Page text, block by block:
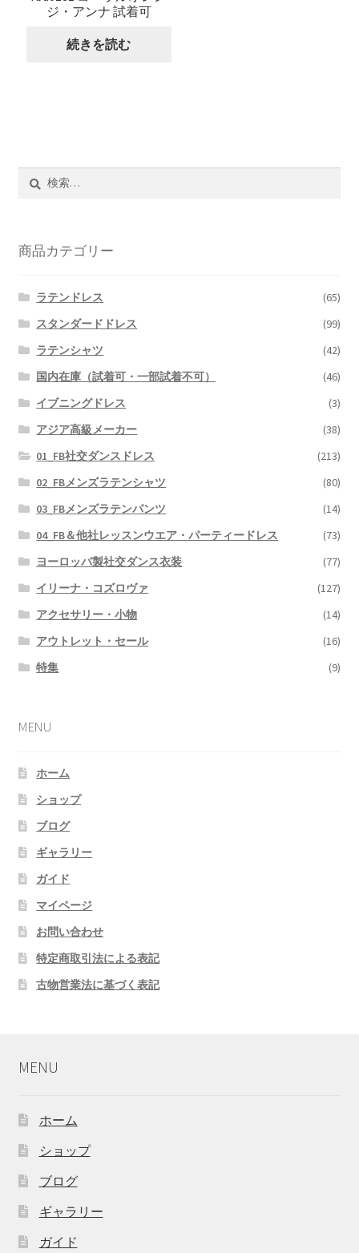
ジ・アンナ 試着可
続きを読む
商品カテゴリー
ラテンドレス
(65)
スタンダードドレス
(99)
ラテンシャツ
(42)
国内在庫（試着可・一部試着不可）
(46)
イブニングドレス
(3)
アジア高級メーカー
(38)
01_FB社交ダンスドレス
(213)
02_FBメンズラテンシャツ
(80)
03_FBメンズラテンパンツ
(14)
04_FB＆他社レッスンウエア・パーティードレス
(73)
ヨーロッパ製社交ダンス衣装
(77)
イリーナ・コズロヴァ
(127)
アクセサリー・小物
(14)
アウトレット・セール
(16)
特集
(9)
MENU
ホーム
ショップ
ブログ
ギャラリー
ガイド
マイページ
お問い合わせ
特定商取引法による表記
古物営業法に基づく表記
MENU
ホーム
ショップ
ブログ
ギャラリー
ガイド